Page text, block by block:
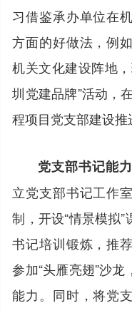
习借鉴承办单位在
方面的好做法，例
机关文化建设阵地
圳党建品牌”活动，
程项目党支部建设推
党支部书记能
立党支部书记工作
制，开设“情景模拟
书记培训锻炼，推
参加“头雁亮翅”沙
能力。同时，将党